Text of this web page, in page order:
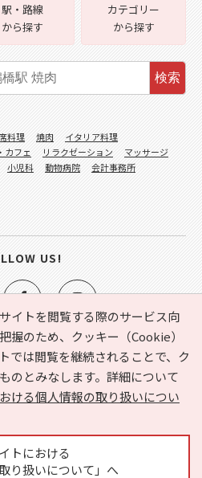
イトを閲覧する際のサービス向
握のため、クッキー（Cookie）
では閲覧を継続されることで、ク
のとみなします。詳細について
ける個人情報の取り扱いについ
トにおける
り扱いについて」へ
？ お気に入り
ヘルプ
り扱いについて
運営会社
掲載に関するお問い合わせ
駅・路線
から探す
カテゴリー
から探す
検索
料理 焼肉
イタリア料理
カフェ リラクゼーション
マッサージ
小児科 動物病院
会計事務所
US!